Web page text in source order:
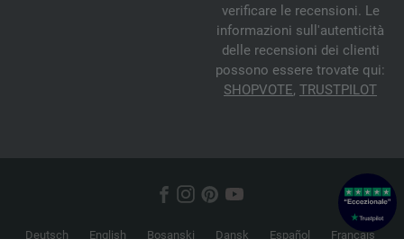
verificare le recensioni. Le
informazioni sull'autenticità
delle recensioni dei clienti
possono essere trovate qui:
SHOPVOTE, TRUSTPILOT
Deutsch English Bosanski Dansk Español Français